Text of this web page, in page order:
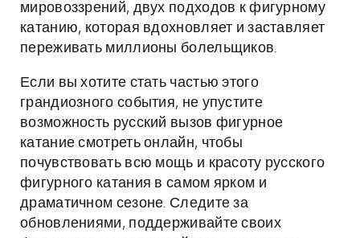
мировоззрений, двух подходов к фигурному
катанию, которая вдохновляет и заставляет
переживать миллионы болельщиков.
Если вы хотите стать частью этого
грандиозного события, не упустите
возможность русский вызов фигурное
катание смотреть онлайн, чтобы
почувствовать всю мощь и красоту русского
фигурного катания в самом ярком и
драматичном сезоне. Следите за
обновлениями, поддерживайте своих